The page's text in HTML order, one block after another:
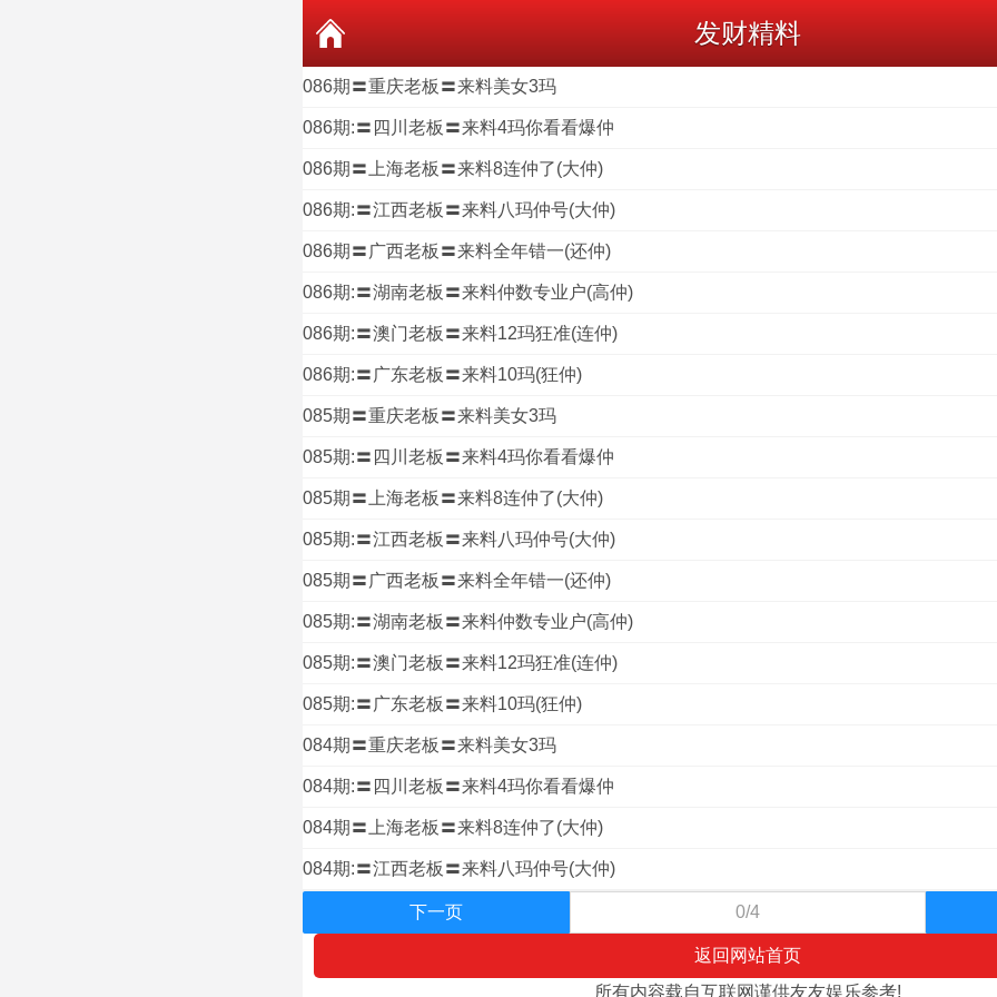
发财精料
086期〓重庆老板〓来料美女3玛
086期:〓四川老板〓来料4玛你看看爆仲
086期〓上海老板〓来料8连仲了(大仲)
086期:〓江西老板〓来料八玛仲号(大仲)
086期〓广西老板〓来料全年错一(还仲)
086期:〓湖南老板〓来料仲数专业户(高仲)
086期:〓澳门老板〓来料12玛狂准(连仲)
086期:〓广东老板〓来料10玛(狂仲)
085期〓重庆老板〓来料美女3玛
085期:〓四川老板〓来料4玛你看看爆仲
085期〓上海老板〓来料8连仲了(大仲)
085期:〓江西老板〓来料八玛仲号(大仲)
085期〓广西老板〓来料全年错一(还仲)
085期:〓湖南老板〓来料仲数专业户(高仲)
085期:〓澳门老板〓来料12玛狂准(连仲)
085期:〓广东老板〓来料10玛(狂仲)
084期〓重庆老板〓来料美女3玛
084期:〓四川老板〓来料4玛你看看爆仲
084期〓上海老板〓来料8连仲了(大仲)
084期:〓江西老板〓来料八玛仲号(大仲)
下一页 0/4
返回网站首页
所有内容载自互联网谨供友友娱乐参考!